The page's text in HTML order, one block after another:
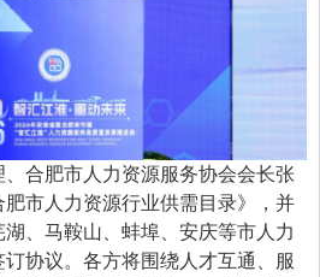
合肥市人力资源服务协会会长张
市人力资源行业供需目录》，并
、马鞍山、蚌埠、安庆等市人力
协议。各方将围绕人才互通、服